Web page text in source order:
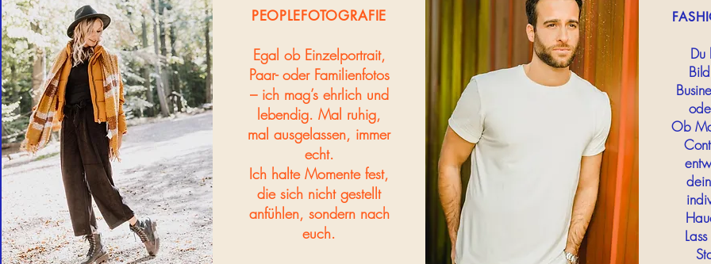
PEOPLEFOTOGRAFIE
Egal ob Einzelportrait,
Paar- oder Familienfotos
– ich mag’s ehrlich und
lebendig. Mal ruhig,
mal ausgelassen, immer
echt.
Ich halte Momente fest,
die sich nicht gestellt
anfühlen, sondern nach
euch.
Du
Ob